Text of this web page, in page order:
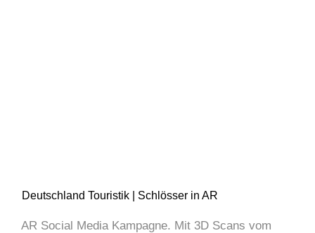
Deutschland Touristik | Schlösser in AR
AR Social Media Kampagne. Mit 3D Scans vom